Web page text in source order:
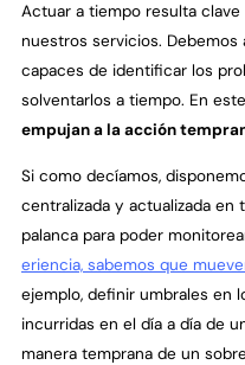
Actuar a tiempo resulta clave
nuestros servicios.
capaces de identificar los
solventarlos a tiempo. En
empujan a la acción
Si como decíamos,
centralizada y actualizada en
palanca para poder
eriencia, sabemos que
ejemplo, definir umbrales en
incurridas en el día a día de
manera temprana de un